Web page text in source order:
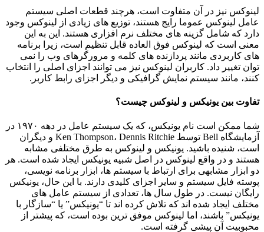
لینوکس نیز در آن متفاوت است، هرچند قطعات اصلی سیستم
عامل لینوکس عموما رایج هستند، توزیع های زیادی از لینوکس وجود
دارد که شامل گزینه های مختلف نرم افزاری هستند. این به این
معنی است که لینوکس فوق العاده قابل تنظیم است، زیرا برنامه
های کاربردی مانند پردازنده های کلمه و مرورگرهای وب را نمی
توان تغییر داد. کاربران لینوکس نیز می توانند اجزای اصلی را انتخاب
کنند، مانند سیستم نمایش گرافیکی و دیگر اجزای رابط کاربر.
تفاوت بین یونیکس و لینوکس چیست؟
شما ممکن است نام یونیکس، که یک سیستم عامل در دهه ۱۹۷۰ در
آزمایشگاه Bell توسط Ken Thompson، Dennis Ritchie و دیگران
است، شنیده باشید. یونیکس و لینوکس به طرق مختلفی مشابه
هستند و در واقع لینوکس در اصل شبیه یونیکس ایجاد شده است. هر
دو ابزار مشابهی برای ارتباط با سیستم ها، ابزار برنامه نویسی،
پوسته فایل سیستم و سایر اجزای کلیدی دارند. با این حال، یونیکس
رایگان نیست. در طول سال ها، تعدادی از سیستم عامل های
مختلف ایجاد شده اند که تلاش کرده اند تا “یونیکس” یا “سازگار با
یونیکس” باشند، اما لینوکس موفق ترین بوده است، که پیشتر از
محبوبیت آن پیشی گرفته است.